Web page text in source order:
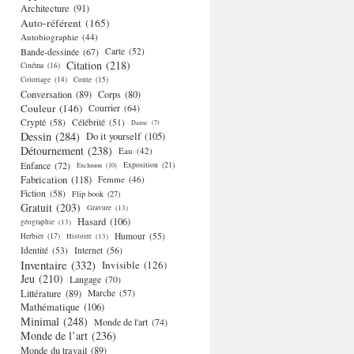
Architecture (91)
Auto-référent (165)
Autobiographie (44)
Bande-dessinée (67) Carte (52)
Cinéma (16) Citation (218)
Coloriage (14) Conte (15)
Conversation (89) Corps (80)
Couleur (146) Courrier (64)
Crypté (58) Célébrité (51) Danse (7)
Dessin (284) Do it yourself (105)
Détournement (238) Eau (42)
Enfance (72) Exclusion (10) Exposition (21)
Fabrication (118) Femme (46)
Fiction (58) Flip book (27)
Gratuit (203) Gravure (13)
géographie (13) Hasard (106)
Herbier (17) Histoire (13) Humour (55)
Identité (53) Internet (56)
Inventaire (332) Invisible (126)
Jeu (210) Langage (70)
Littérature (89) Marche (57)
Mathématique (106)
Minimal (248) Monde de l'art (74)
Monde de l’art (236)
Monde du travail (89)